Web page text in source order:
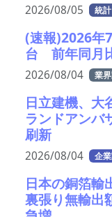
2026/08/05 統計
(速報)2026
台 前年同月
2026/08/04 業
日立建機、大
ランドアン
刷新
2026/08/04 企
日本の銅箔
裏張り無輸